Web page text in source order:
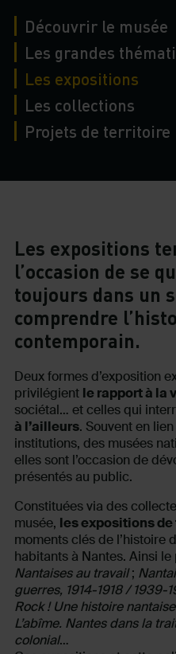
Découvrir le musée
Les grandes
Les expositions
Les collections
Projets de territoire
Les expositions
l’occasion de se
toujours dans un
comprendre
contemporain.
Deux formes d’exposition
privilégient le rapport à la
sociétal… et celles qui
à l’ailleurs. Souvent en
institutions, des musées
elles sont l’occasion de
présentés au public.
Constituées via des
musée, les expositions
moments clés de l’histoire
habitants à Nantes. Ainsi
Nantaises au travail;
guerres, 1914-1918 / 1939-
Rock ! Une histoire
L’abîme. Nantes dans la
colonial…